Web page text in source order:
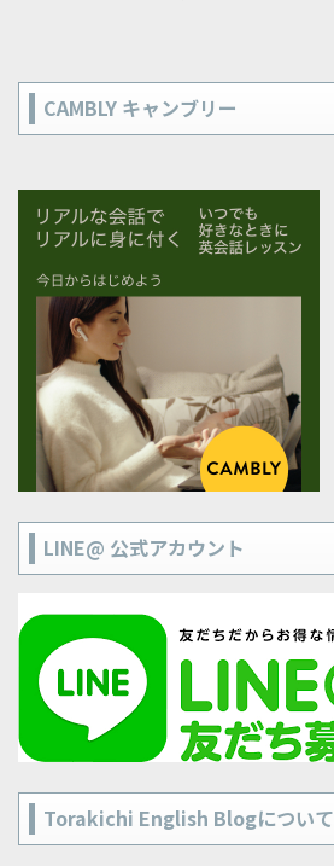
CAMBLY キャンブリー
LINE@ 公式アカウント
Torakichi English Blogについて